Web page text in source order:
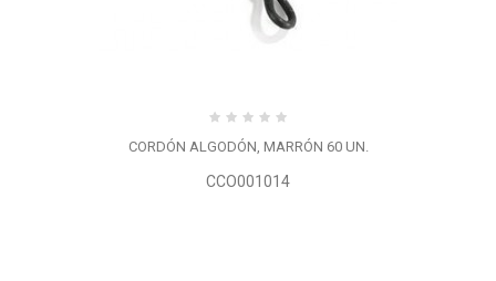
CORDÓN ALGODÓN, MARRÓN 60 UN.
CCO001014